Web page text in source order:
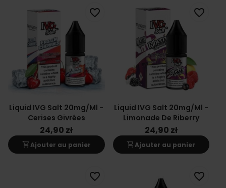
Liquid IVG Salt 20mg/ml -
Cerises Givrées
24,90 zł
shopping_cartAjouter au panier
favorite_border
Liquid IVG Salt 20mg/ml -
Limonade De Riberry
24,90 zł
shopping_cartAjouter au panier
favorite_border
favorite_border favorite_border